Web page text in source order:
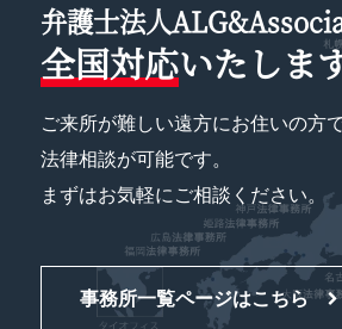
弁護士法人
全国対応いたしま
ご来所が難しい遠方にお住いの方
法律相談が可能です。
まずはお気軽にご相談ください。
事務所一覧ページはこちら